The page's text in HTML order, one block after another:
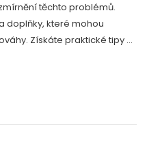
těchto problémů.
doplňky, které mohou
Získáte praktické tipy a
stravy pro podporu trávení.